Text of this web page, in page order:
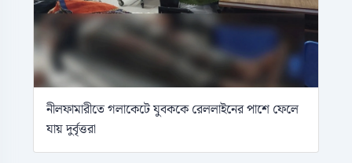
নীলফামারীতে গলাকেটে যুবককে রেললাইনের পাশে ফেলে
যায় দুর্বৃত্তরা